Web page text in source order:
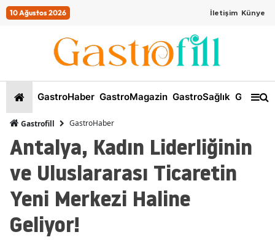
10 Ağustos 2026 İletişim Künye
GastroHaber GastroMagazin GastroSağlık
Gastrofill GastroHaber
Antalya, Kadın Liderliğinin
ve Uluslararası Ticaretin
Yeni Merkezi Haline
Geliyor!